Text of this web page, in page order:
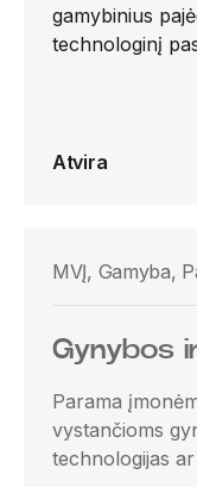
gamybinius
technologinį
Atvira
MVĮ, Gamyba,
Gynybos
Parama
vystančioms
technologijas